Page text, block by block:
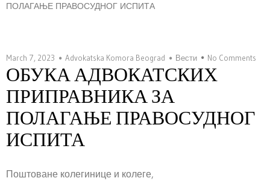
ПОЛАГАЊЕ ПРАВОСУДНОГ ИСПИТА
March 7, 2023 Advokatska Komora Beograd Вести No Comments
ОБУКА АДВОКАТСКИХ
ПРИПРАВНИКА ЗА
ПОЛАГАЊЕ ПРАВОСУДНОГ
ИСПИТА
Поштоване колегинице и колеге,